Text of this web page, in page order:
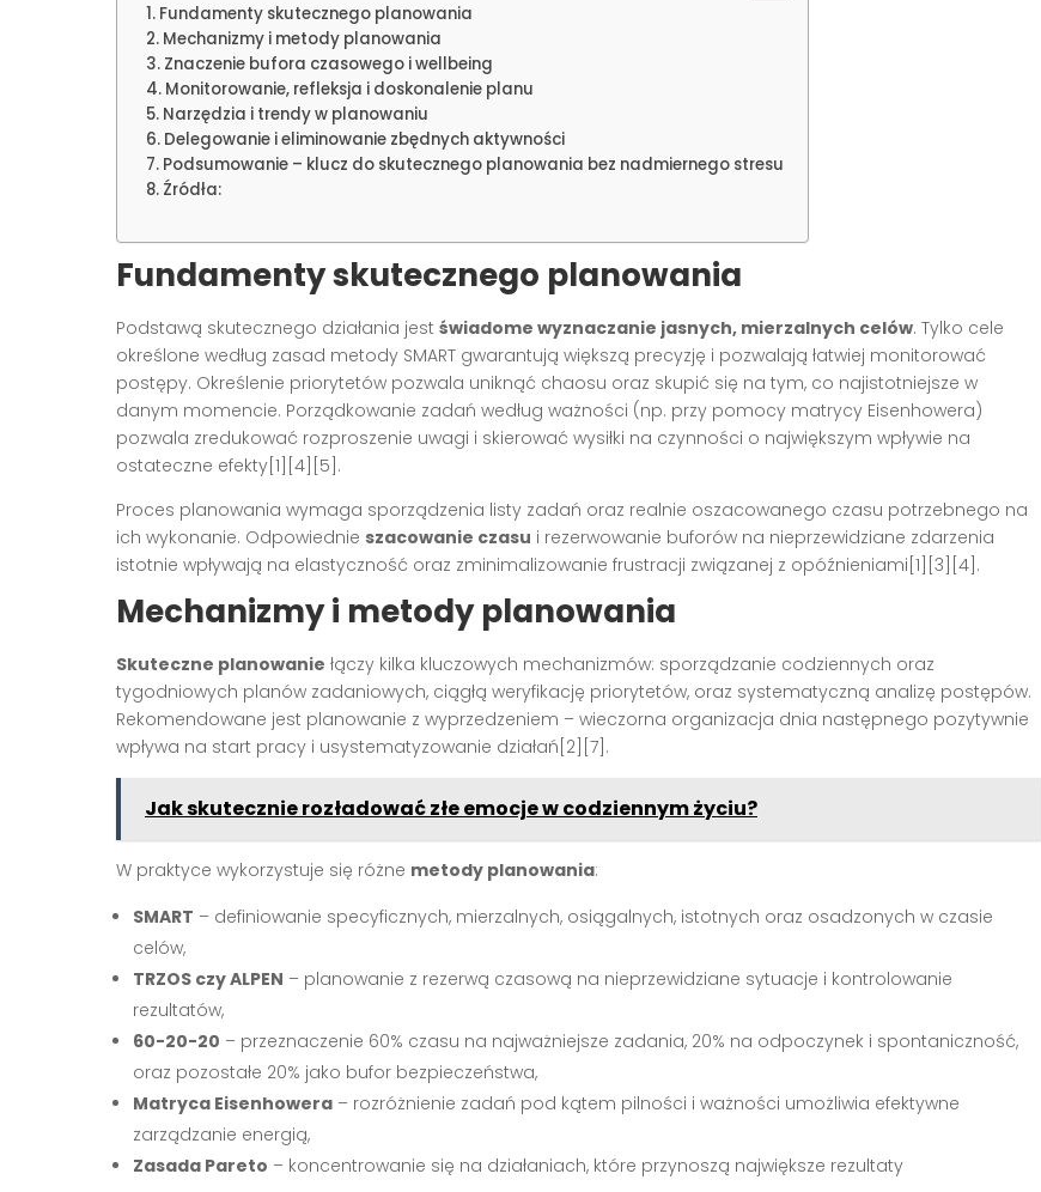
Fundamenty skutecznego planowania
Mechanizmy i metody planowania
Znaczenie bufora czasowego i wellbeing
Monitorowanie, refleksja i doskonalenie planu
Narzędzia i trendy w planowaniu
Delegowanie i eliminowanie zbędnych aktywności
Podsumowanie – klucz do skutecznego planowania bez nadmiernego stresu
Źródła:
Fundamenty skutecznego planowania
Podstawą skutecznego działania jest świadome wyznaczanie jasnych, mierzalnych celów. Tylko cele
określone według zasad metody SMART gwarantują większą precyzję i pozwalają łatwiej monitorować
postępy. Określenie priorytetów pozwala uniknąć chaosu oraz skupić się na tym, co najistotniejsze w
danym momencie. Porządkowanie zadań według ważności (np. przy pomocy matrycy Eisenhowera)
pozwala zredukować rozproszenie uwagi i skierować wysiłki na czynności o największym wpływie na
ostateczne efekty[1][4][5].
Proces planowania wymaga sporządzenia listy zadań oraz realnie oszacowanego czasu potrzebnego na
ich wykonanie. Odpowiednie szacowanie czasu i rezerwowanie buforów na nieprzewidziane zdarzenia
istotnie wpływają na elastyczność oraz zminimalizowanie frustracji związanej z opóźnieniami[1][3][4].
Mechanizmy i metody planowania
Skuteczne planowanie łączy kilka kluczowych mechanizmów: sporządzanie codziennych oraz
tygodniowych planów zadaniowych, ciągłą weryfikację priorytetów, oraz systematyczną analizę postępów.
Rekomendowane jest planowanie z wyprzedzeniem – wieczorna organizacja dnia następnego pozytywnie
wpływa na start pracy i usystematyzowanie działań[2][7].
Jak skutecznie rozładować złe emocje w codziennym życiu?
W praktyce wykorzystuje się różne metody planowania:
SMART – definiowanie specyficznych, mierzalnych, osiągalnych, istotnych oraz osadzonych w czasie
celów,
TRZOS czy ALPEN – planowanie z rezerwą czasową na nieprzewidziane sytuacje i kontrolowanie
rezultatów,
60-20-20 – przeznaczenie 60% czasu na najważniejsze zadania, 20% na odpoczynek i spontaniczność,
oraz pozostałe 20% jako bufor bezpieczeństwa,
Matryca Eisenhowera – rozróżnienie zadań pod kątem pilności i ważności umożliwia efektywne
zarządzanie energią,
Zasada Pareto – koncentrowanie się na działaniach, które przynoszą największe rezultaty